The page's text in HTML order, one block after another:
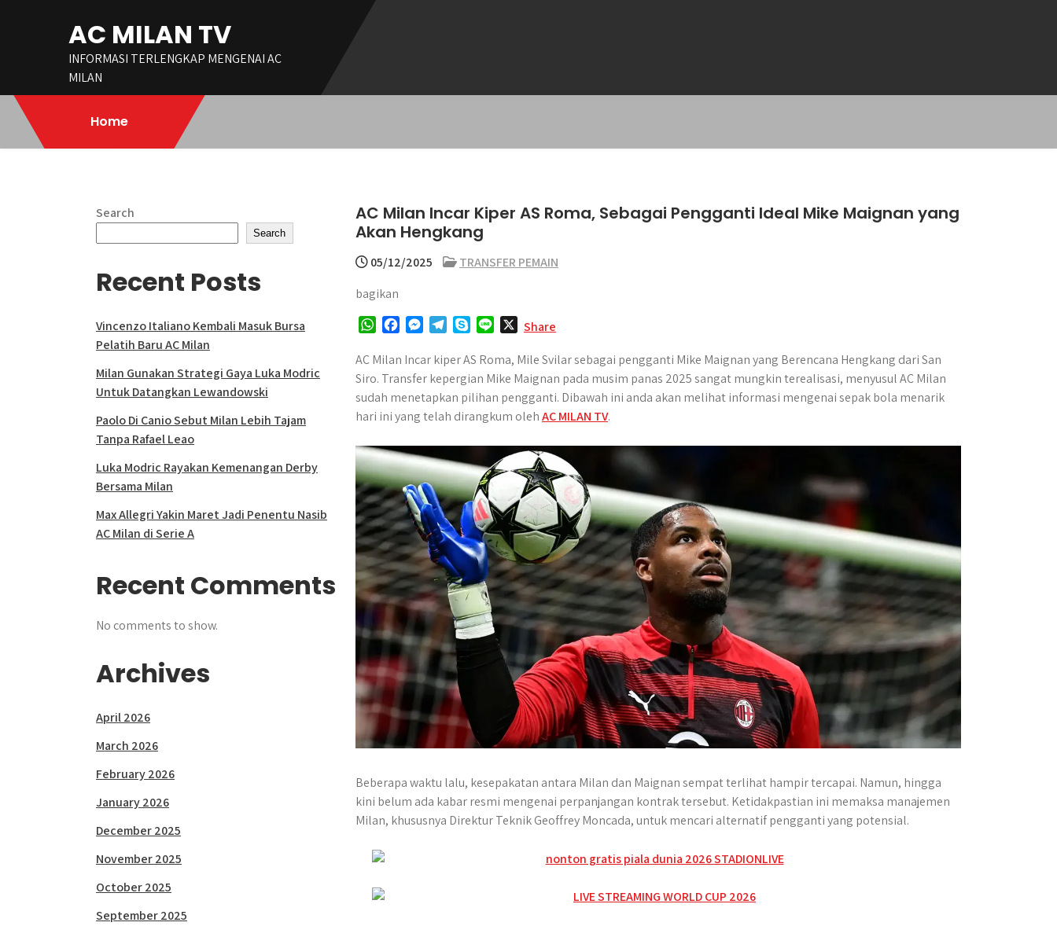
AC MILAN TV
INFORMASI TERLENGKAP MENGENAI AC
MILAN
Home
AC Milan Incar Kiper AS Roma, Sebagai Pengganti Ideal Mike Maignan yang
Akan Hengkang
05/12/2025
TRANSFER PEMAIN
bagikan
W
a
s
A
p
c
e
b
o
k
s
s
e
n
e
r
l
e
g
r
m
y
p
e
n
e
Share
AC Milan Incar kiper AS Roma, Mile Svilar sebagai pengganti Mike Maignan yang Berencana Hengkang dari San
Siro. Transfer kepergian Mike Maignan pada musim panas 2025 sangat mungkin terealisasi, menyusul AC Milan
sudah menetapkan pilihan pengganti. Dibawah ini anda akan melihat informasi mengenai sepak bola menarik
hari ini yang telah dirangkum olehAC MILAN TV.
Beberapa waktu lalu, kesepakatan antara Milan dan Maignan sempat terlihat hampir tercapai. Namun, hingga
kini belum ada kabar resmi mengenai perpanjangan kontrak tersebut. Ketidakpastian ini memaksa manajemen
Milan, khususnya Direktur Teknik Geoffrey Moncada, untuk mencari alternatif pengganti yang potensial.
Search
Search
Recent Posts
Vincenzo Italiano Kembali Masuk Bursa
Pelatih Baru AC Milan
Milan Gunakan Strategi Gaya Luka Modric
Untuk Datangkan Lewandowski
Paolo Di Canio Sebut Milan Lebih Tajam
Tanpa Rafael Leao
Luka Modric Rayakan Kemenangan Derby
Bersama Milan
Max Allegri Yakin Maret Jadi Penentu Nasib
AC Milan di Serie A
Recent Comments
No comments to show.
Archives
April 2026
March 2026
February 2026
January 2026
December 2025
November 2025
October 2025
September 2025